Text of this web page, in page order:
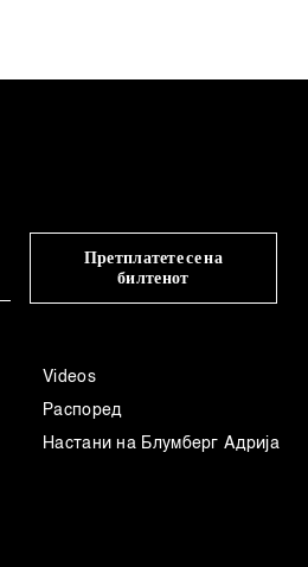
можете во кој било момент да
последици.
Претплатете се на
билтенот
Videos
Распоред
Настани на Блумберг Адрија